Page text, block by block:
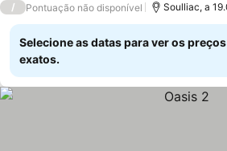
/ Pontuação não disponível
Selecione as datas para ver os preços
exatos.